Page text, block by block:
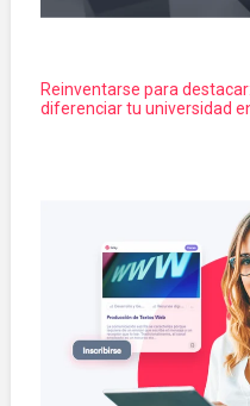
Reinventarse para
diferenciar tu universidad